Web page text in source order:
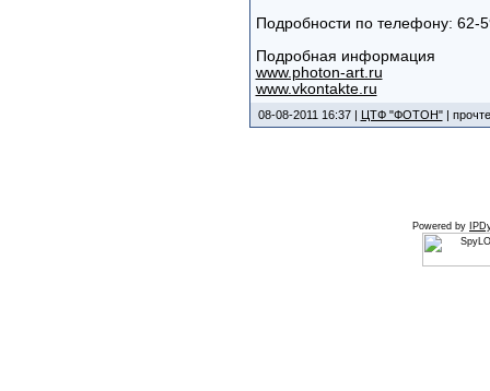
Подробности по телефону: 62-
Подробная информация
www.photon-art.ru
www.vkontakte.ru
08-08-2011 16:37 | ЦТФ "ФОТОН"|
Powered by